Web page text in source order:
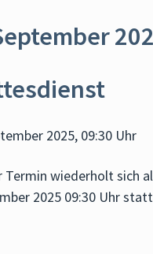
2025, 09:30 Uhr
Termin wiederholt sich
2025 09:30 Uhr